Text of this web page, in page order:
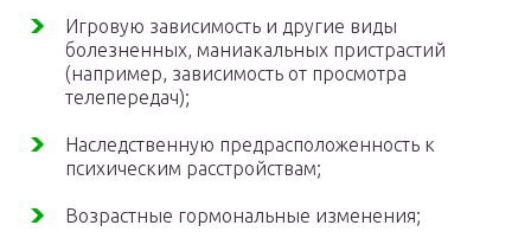
Игровую зависимость и другие виды
болезненных, маниакальных пристрастий
(например, зависимость от просмотра
телепередач);
Наследственную предрасположенность к
психическим расстройствам;
Возрастные гормональные изменения;